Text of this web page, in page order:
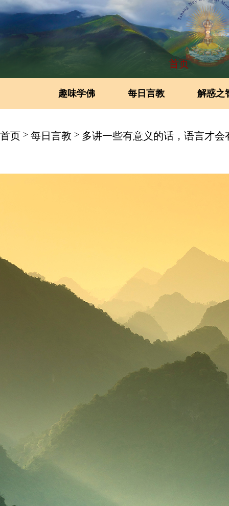
首页
趣味学佛 每日言教 解惑之
首页 > 每日言教 > 多讲一些有意义的话，语言才会